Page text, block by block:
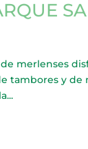
de merlenses
tambores y de